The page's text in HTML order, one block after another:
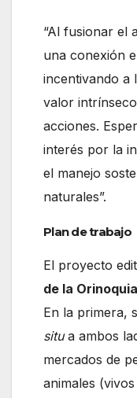
“Al fusionar el
una conexión
incentivando a
valor
acciones.
interés por la
el manejo
naturales”.
Plan de trabajo
El proyecto
de la
En la primera,
situa ambos
mercados de
animales